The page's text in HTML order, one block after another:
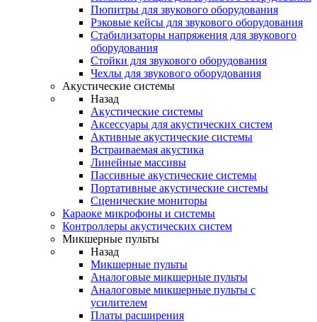
Пюпитры для звукового оборудования
Рэковые кейсы для звукового оборудования
Стабилизаторы напряжения для звукового
оборудования
Стойки для звукового оборудования
Чехлы для звукового оборудования
Акустические системы
Назад
Акустические системы
Аксессуары для акустических систем
Активные акустические системы
Встраиваемая акустика
Линейные массивы
Пассивные акустические системы
Портативные акустические системы
Сценические мониторы
Караоке микрофоны и системы
Контроллеры акустических систем
Микшерные пульты
Назад
Микшерные пульты
Аналоговые микшерные пульты
Аналоговые микшерные пульты с
усилителем
Платы расширения